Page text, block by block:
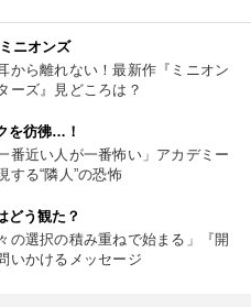
ニオンズ
から離れない！最新作『ミニオン
ーズ』見どころは？
を彷彿…！
番近い人が一番怖い」アカデミー
する“隣人”の恐怖
どう観た？
の選択の積み重ねで始まる」『開
いかけるメッセージ